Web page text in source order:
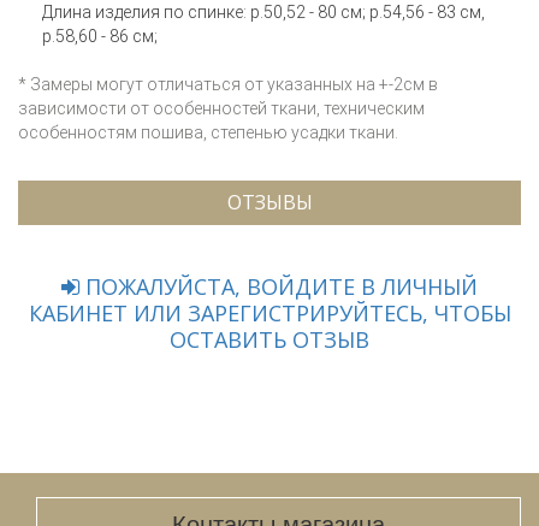
Длина изделия по спинке: р.50,52 - 80 см; р.54,56 - 83 см,
р.58,60 - 86 см;
* Замеры могут отличаться от указанных на +-2см в
зависимости от особенностей ткани, техническим
особенностям пошива, степенью усадки ткани.
ОТЗЫВЫ
ПОЖАЛУЙСТА, ВОЙДИТЕ В ЛИЧНЫЙ
КАБИНЕТ ИЛИ ЗАРЕГИСТРИРУЙТЕСЬ, ЧТОБЫ
ОСТАВИТЬ ОТЗЫВ